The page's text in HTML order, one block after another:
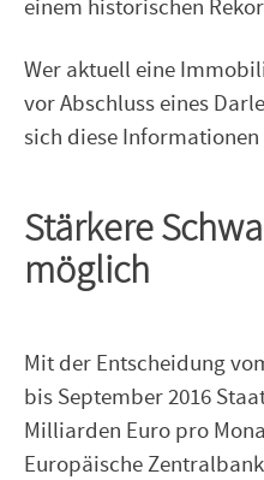
einem historischen
Wer aktuell eine
vor Abschluss eines
sich diese Informationen
Stärkere
möglich
Mit der Entscheidung
bis September 2016
Milliarden Euro pro
Europäische